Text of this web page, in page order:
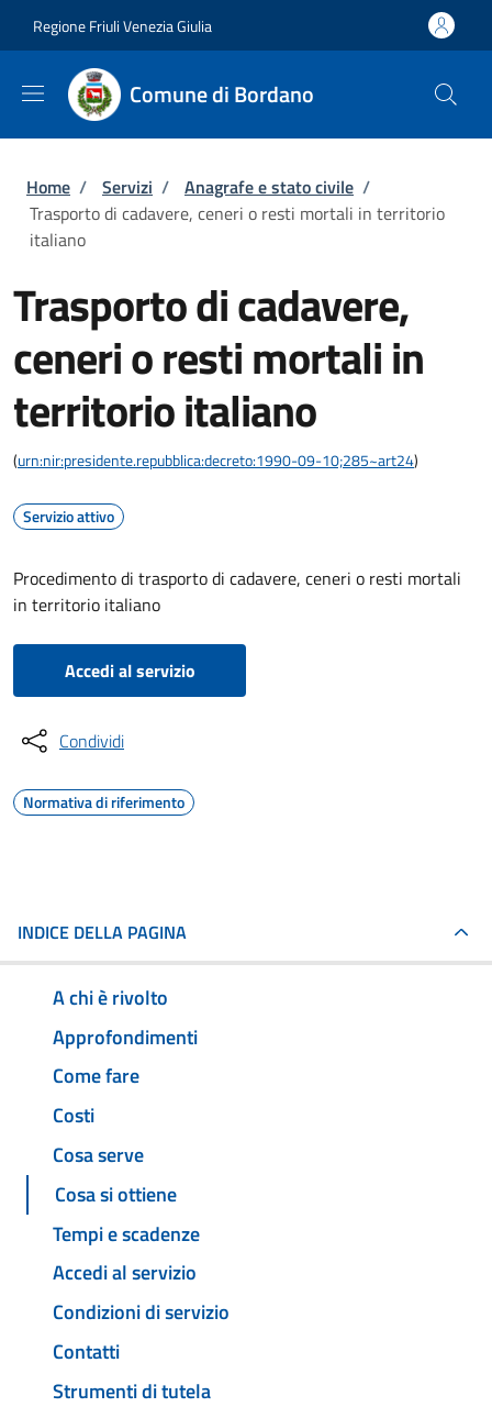
Regione Friuli Venezia Giulia
Comune di Bordano
Briciole di pane
Home / Servizi / Anagrafe e stato civile /
Trasporto di cadavere, ceneri o resti mortali in territorio
italiano
Trasporto di cadavere,
ceneri o resti mortali in
territorio italiano
(urn:nir:presidente.repubblica:decreto:1990-09-10;285~art24)
Servizio attivo
Procedimento di trasporto di cadavere, ceneri o resti mortali
in territorio italiano
Accedi al servizio
Condividi
Normativa di riferimento
INDICE DELLA PAGINA
A chi è rivolto
Approfondimenti
Come fare
Costi
Cosa serve
Cosa si ottiene
Tempi e scadenze
Accedi al servizio
Condizioni di servizio
Contatti
Strumenti di tutela